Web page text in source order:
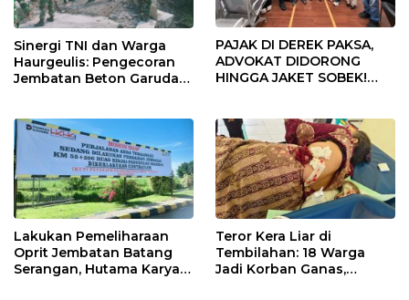
Sinergi TNI dan Warga
Haurgeulis: Pengecoran
Jembatan Beton Garuda
PAJAK DI DEREK PAKSA,
ADVOKAT DIDORONG
HINGGA JAKET SOBEK!
Pekanbaru!
Lakukan Pemeliharaan
Oprit Jembatan Batang
Serangan, Hutama Karya
Teror Kera Liar di
Tembilahan: 18 Warga
Jadi Korban Ganas,